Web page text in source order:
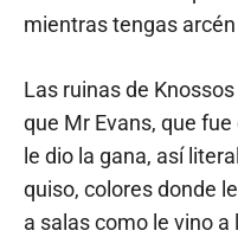
mientras tengas
Las ruinas de
que Mr Evans, que
le dio la gana, así
quiso, colores donde
a salas como le vino